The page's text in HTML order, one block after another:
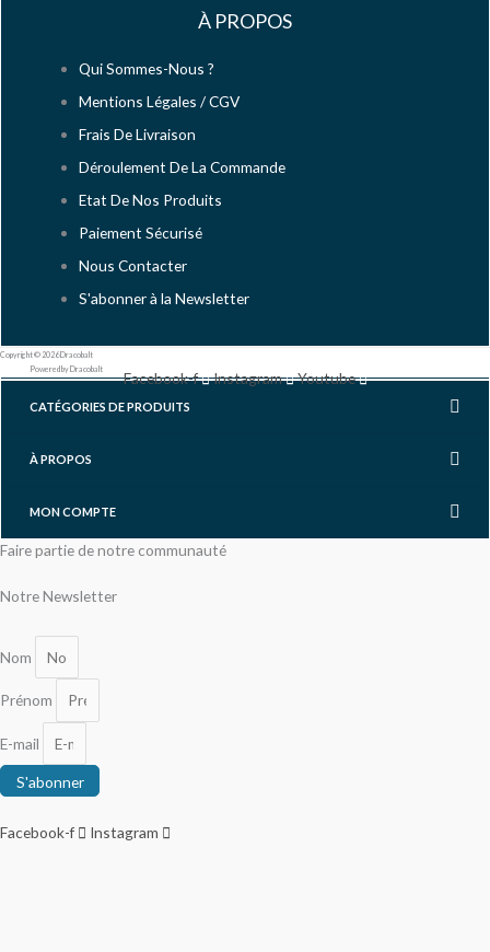
À PROPOS
Qui Sommes-Nous ?
Mentions Légales / CGV
Frais De Livraison
Déroulement De La Commande
Etat De Nos Produits
Paiement Sécurisé
Nous Contacter
S'abonner à la Newsletter
Copyright © 2026 Dracobalt
Powered by Dracobalt
Facebook-f Instagram Youtube
CATÉGORIES DE PRODUITS
À PROPOS
MON COMPTE
Faire partie de notre communauté
Notre Newsletter
Nom
Prénom
E-mail
S'abonner
Facebook-f Instagram